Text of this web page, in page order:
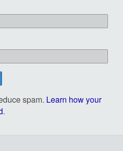
spam. Learn how your
.